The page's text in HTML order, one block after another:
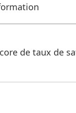
de taux de